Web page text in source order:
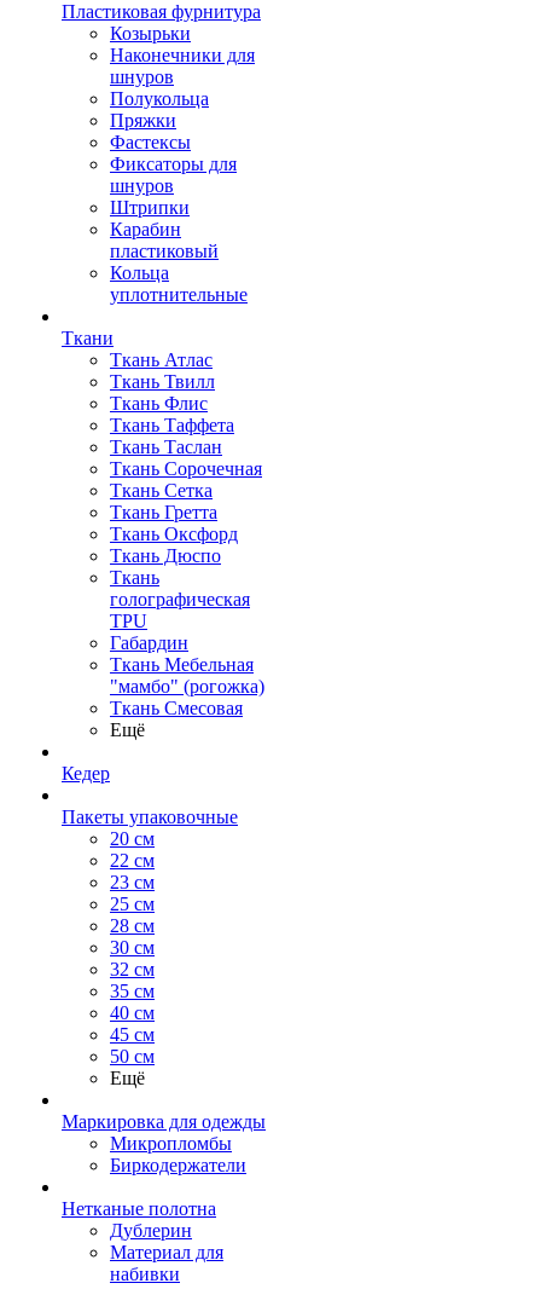
Пластиковая фурнитура
Козырьки
Наконечники для
шнуров
Полукольца
Пряжки
Фастексы
Фиксаторы для
шнуров
Штрипки
Карабин
пластиковый
Кольца
уплотнительные
Ткани
Ткань Атлас
Ткань Твилл
Ткань Флис
Ткань Таффета
Ткань Таслан
Ткань Сорочечная
Ткань Сетка
Ткань Гретта
Ткань Оксфорд
Ткань Дюспо
Ткань
голографическая
TPU
Габардин
Ткань Мебельная
"мамбо" (рогожка)
Ткань Смесовая
Ещё
Кедер
Пакеты упаковочные
20 см
22 см
23 см
25 см
28 см
30 см
32 см
35 см
40 см
45 см
50 см
Ещё
Маркировка для одежды
Микропломбы
Биркодержатели
Нетканые полотна
Дублерин
Материал для
набивки